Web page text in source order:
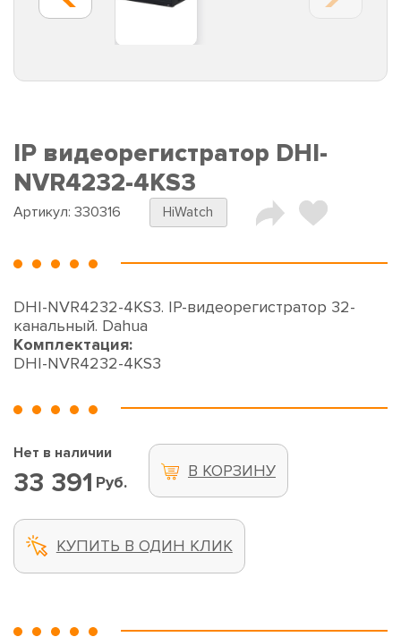
IP видеорегистратор DHI-
NVR4232-4KS3
Артикул: 330316 HiWatch
DHI-NVR4232-4KS3. IP-видеорегистратор 32-
канальный. Dahua
Комплектация:
DHI-NVR4232-4KS3
Нет в наличии
33 391 Руб.
В КОРЗИНУ
КУПИТЬ В ОДИН КЛИК